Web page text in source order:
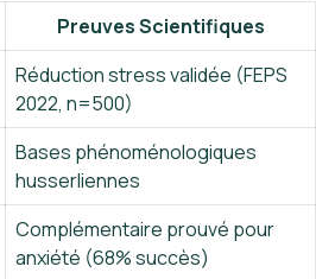
Preuves Scientifiques
Réduction stress validée (FEPS
2022, n=500)
Bases phénoménologiques
husserliennes
Complémentaire prouvé pour
anxiété (68% succès)